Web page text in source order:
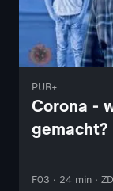
PUR+
Corona -
gemacht?
F03 · 24 min ·